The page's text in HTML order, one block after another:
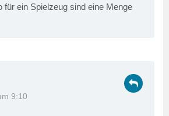
für ein Spielzeug sind eine Menge
9:10